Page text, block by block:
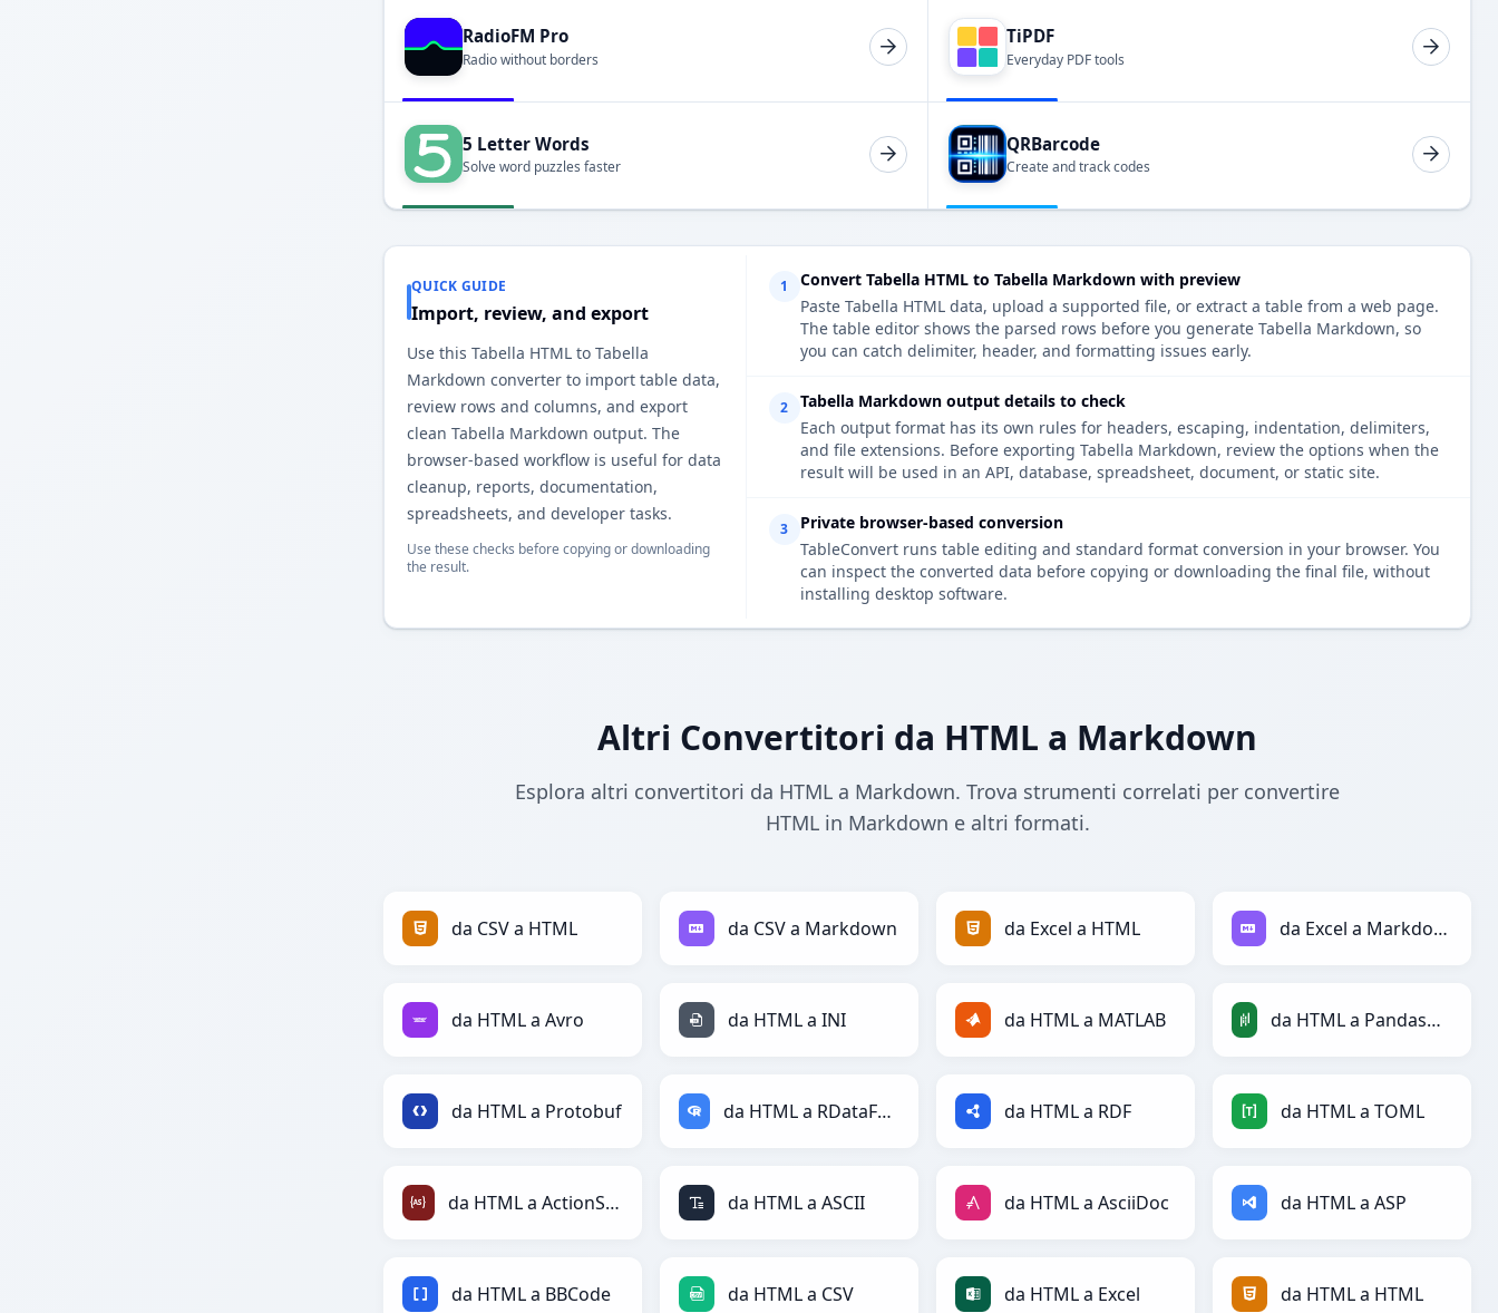
RadioFM Pro
Radio without borders
TiPDF
Everyday PDF tools
5 Letter Words
Solve word puzzles faster
QRBarcode
Create and track codes
QUICK GUIDE
Import, review, and export
Use this Tabella HTML to Tabella
Markdown converter to import table data,
review rows and columns, and export
clean Tabella Markdown output. The
browser-based workflow is useful for data
cleanup, reports, documentation,
spreadsheets, and developer tasks.
Use these checks before copying or downloading
the result.
1
Convert Tabella HTML to Tabella Markdown with preview
Paste Tabella HTML data, upload a supported file, or extract a table from a web page.
The table editor shows the parsed rows before you generate Tabella Markdown, so
you can catch delimiter, header, and formatting issues early.
2
Tabella Markdown output details to check
Each output format has its own rules for headers, escaping, indentation, delimiters,
and file extensions. Before exporting Tabella Markdown, review the options when the
result will be used in an API, database, spreadsheet, document, or static site.
3
Private browser-based conversion
TableConvert runs table editing and standard format conversion in your browser. You
can inspect the converted data before copying or downloading the final file, without
installing desktop software.
Altri Convertitori da HTML a Markdown
Esplora altri convertitori da HTML a Markdown. Trova strumenti correlati per convertire
HTML in Markdown e altri formati.
da CSV a HTML da CSV a Markdown da Excel a HTML da Excel a Markdown
da HTML a Avro da HTML a INI da HTML a MATLAB da HTML a PandasDataFrame
da HTML a Protobuf da HTML a RDataFrame da HTML a RDF da HTML a TOML
da HTML a ActionScript da HTML a ASCII da HTML a AsciiDoc da HTML a ASP
da HTML a BBCode da HTML a CSV da HTML a Excel da HTML a HTML